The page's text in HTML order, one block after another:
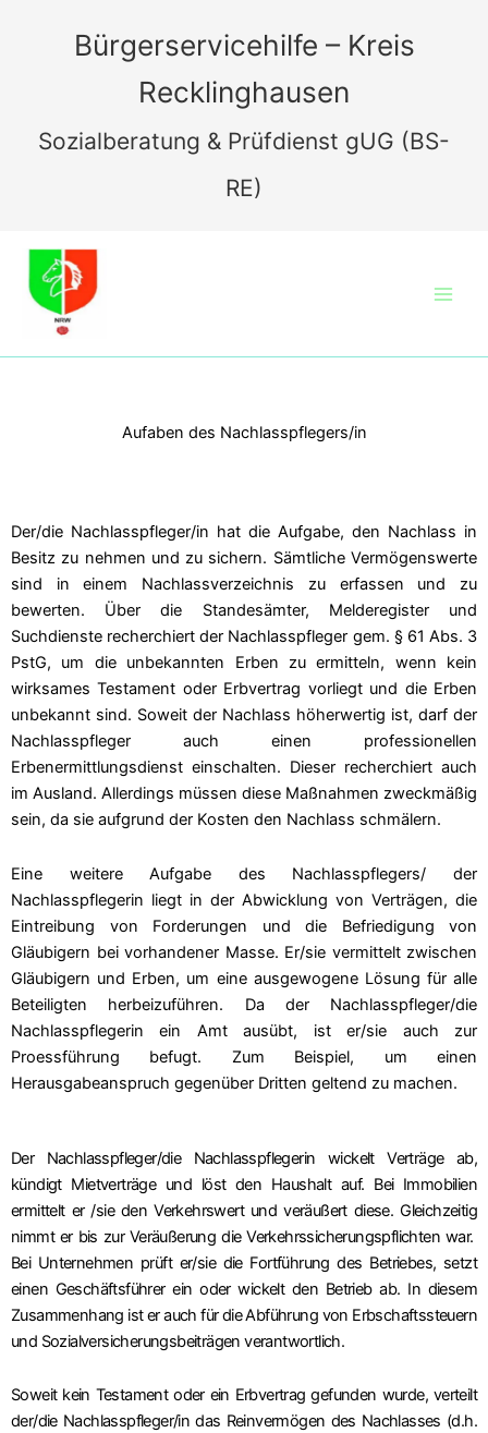
Bürgerservicehilfe – Kreis
Recklinghausen
Sozialberatung & Prüfdienst gUG (BS-
RE)
Aufaben des Nachlasspflegers/in
Der/die Nachlasspfleger/in hat die Aufgabe, den Nachlass in
Besitz zu nehmen und zu sichern. Sämtliche Vermögenswerte
sind in einem Nachlassverzeichnis zu erfassen und zu
bewerten. Über die Standesämter, Melderegister und
Suchdienste recherchiert der Nachlasspfleger gem. § 61 Abs. 3
PstG, um die unbekannten Erben zu ermitteln, wenn kein
wirksames Testament oder Erbvertrag vorliegt und die Erben
unbekannt sind. Soweit der Nachlass höherwertig ist, darf der
Nachlasspfleger auch einen professionellen
Erbenermittlungsdienst einschalten. Dieser recherchiert auch
im Ausland. Allerdings müssen diese Maßnahmen zweckmäßig
sein, da sie aufgrund der Kosten den Nachlass schmälern.
Eine weitere Aufgabe des Nachlasspflegers/ der
Nachlasspflegerin liegt in der Abwicklung von Verträgen, die
Eintreibung von Forderungen und die Befriedigung von
Gläubigern bei vorhandener Masse. Er/sie vermittelt zwischen
Gläubigern und Erben, um eine ausgewogene Lösung für alle
Beteiligten herbeizuführen. Da der Nachlasspfleger/die
Nachlasspflegerin ein Amt ausübt, ist er/sie auch zur
Proessführung befugt. Zum Beispiel, um einen
Herausgabeanspruch gegenüber Dritten geltend zu machen.
Der Nachlasspfleger/die Nachlasspflegerin wickelt Verträge ab,
kündigt Mietverträge und löst den Haushalt auf. Bei Immobilien
ermittelt er /sie den Verkehrswert und veräußert diese. Gleichzeitig
nimmt er bis zur Veräußerung die Verkehrssicherungspflichten war.
Bei Unternehmen prüft er/sie die Fortführung des Betriebes, setzt
einen Geschäftsführer ein oder wickelt den Betrieb ab. In diesem
Zusammenhang ist er auch für die Abführung von Erbschaftssteuern
und Sozialversicherungsbeiträgen verantwortlich.
Soweit kein Testament oder ein Erbvertrag gefunden wurde, verteilt
der/die Nachlasspfleger/in das Reinvermögen des Nachlasses (d.h.